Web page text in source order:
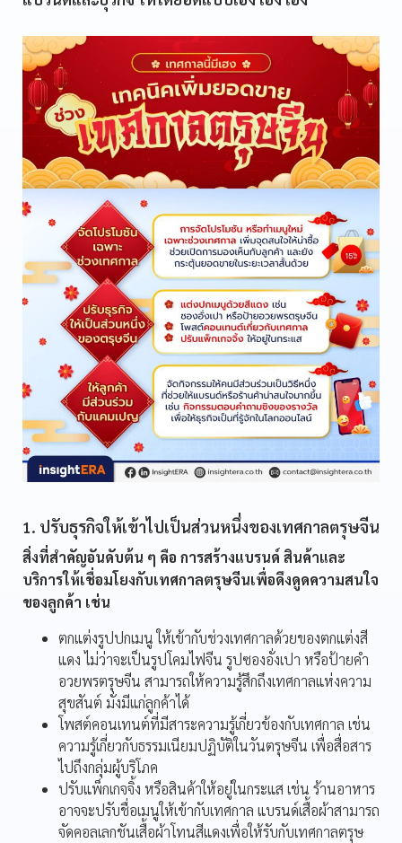
1. ปรับธุรกิจให้เข้าไปเป็นส่วนหนึ่งของเทศกาลตรุษจีน
สิ่งที่สำคัญอันดับต้น ๆ คือ การสร้างแบรนด์ สินค้าและ
บริการให้เชื่อมโยงกับเทศกาลตรุษจีนเพื่อดึงดูดความสนใจ
ของลูกค้า เช่น
ตกแต่งรูปปกเมนู ให้เข้ากับช่วงเทศกาลด้วยของตกแต่งสี
แดง ไม่ว่าจะเป็นรูปโคมไฟจีน รูปซองอั่งเปา หรือป้ายคำ
อวยพรตรุษจีน สามารถให้ความรู้สึกถึงเทศกาลแห่งความ
สุขสันต์ มั่งมีแก่ลูกค้าได้
โพสต์คอนเทนต์ที่มีสาระความรู้เกี่ยวข้องกับเทศกาล เช่น
ความรู้เกี่ยวกับธรรมเนียมปฏิบัติในวันตรุษจีน เพื่อสื่อสาร
ไปถึงกลุ่มผู้บริโภค
ปรับแพ็กเกจจิ้ง หรือสินค้าให้อยู่ในกระแส เช่น ร้านอาหาร
อาจจะปรับชื่อเมนูให้เข้ากับเทศกาล แบรนด์เสื้อผ้าสามารถ
จัดคอลเลกชันเสื้อผ้าโทนสีแดงเพื่อให้รับกับเทศกาลตรุษ